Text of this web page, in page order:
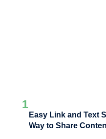
1
Easy Link and Text
Way to Share